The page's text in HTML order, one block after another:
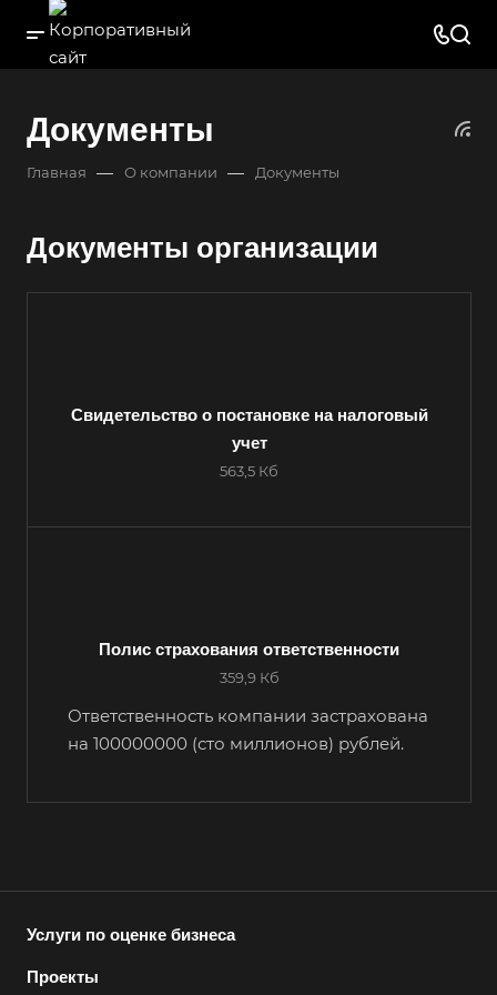
Документы
Главная — О компании — Документы
Документы организации
Свидетельство о постановке на налоговый
учет
563,5 Кб
Полис страхования ответственности
359,9 Кб
Ответственность компании застрахована
на 100000000 (сто миллионов) рублей.
Услуги по оценке бизнеса
Проекты
Выберите ваш город
Абдулино
Азов
Аксай
Ангарск
Анжеро-Судженск